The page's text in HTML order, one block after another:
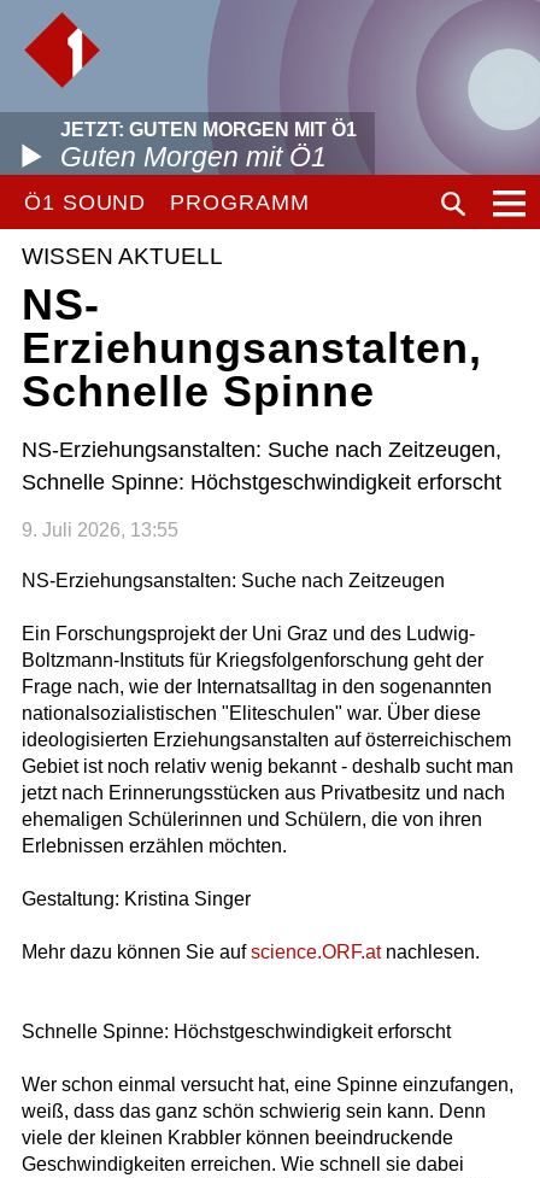
JETZT: GUTEN MORGEN MIT Ö1
Guten Morgen mit Ö1
Ö1 SOUND PROGRAMM
WISSEN AKTUELL
NS-
Erziehungsanstalten,
Schnelle Spinne
NS-Erziehungsanstalten: Suche nach Zeitzeugen,
Schnelle Spinne: Höchstgeschwindigkeit erforscht
9. Juli 2026, 13:55
NS-Erziehungsanstalten: Suche nach Zeitzeugen
Ein Forschungsprojekt der Uni Graz und des Ludwig-
Boltzmann-Instituts für Kriegsfolgenforschung geht der
Frage nach, wie der Internatsalltag in den sogenannten
nationalsozialistischen "Eliteschulen" war. Über diese
ideologisierten Erziehungsanstalten auf österreichischem
Gebiet ist noch relativ wenig bekannt - deshalb sucht man
jetzt nach Erinnerungsstücken aus Privatbesitz und nach
ehemaligen Schülerinnen und Schülern, die von ihren
Erlebnissen erzählen möchten.
Gestaltung: Kristina Singer
Mehr dazu können Sie aufscience.ORF.atnachlesen.
Schnelle Spinne: Höchstgeschwindigkeit erforscht
Wer schon einmal versucht hat, eine Spinne einzufangen,
weiß, dass das ganz schön schwierig sein kann. Denn
viele der kleinen Krabbler können beeindruckende
Geschwindigkeiten erreichen. Wie schnell sie dabei